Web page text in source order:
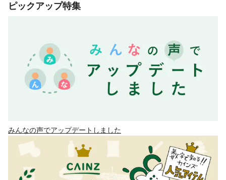
ピックアップ特集
みんなの声でアップデートしました